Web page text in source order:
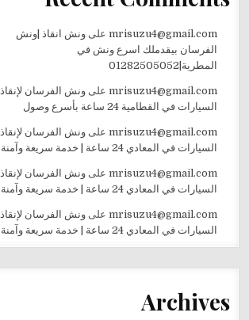
mrisuzu4@gmail.comعلى ونش انقاذ |ونش
الفرسان بيقدملك اسرع ونش في
المطرية|01282505052
mrisuzu4@gmail.comعلى ونش الفرسان لإنقاذ
السيارات في القطامية 24 ساعة بأسرع وصول
mrisuzu4@gmail.comعلى ونش الفرسان لإنقاذ
السيارات في المعادي 24 ساعة | خدمة سريعة وآمنة
mrisuzu4@gmail.comعلى ونش الفرسان لإنقاذ
السيارات في المعادي 24 ساعة | خدمة سريعة وآمنة
mrisuzu4@gmail.comعلى ونش الفرسان لإنقاذ
السيارات في المعادي 24 ساعة | خدمة سريعة وآمنة
Archives